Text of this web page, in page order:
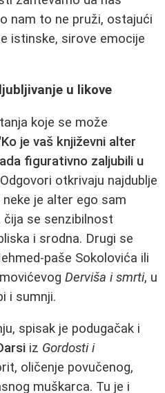
nam to ne pruži, ostajući
istinske, sirove emocije
u likove
koje se može
je vaš književni alter
figurativno zaljubili u
otkrivaju najdublje
je alter ego sam
čija se senzibilnost
i srodna. Drugi se
paše Sokolovića ili
Derviša i smrti, u
i sumnji.
spisak je podugačak i
iz Gordosti i
oličenje povučenog,
muškarca. Tu je i